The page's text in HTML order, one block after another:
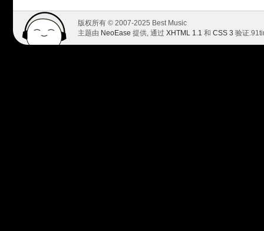
版权所有 © 2007-2025 Best Music
主题由 NeoEase 提供, 通过 XHTML 1.1 和 CSS 3 验证.